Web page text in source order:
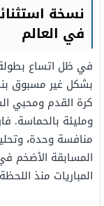
نسخة
في العالم
كرة القدم ومحبي
ومليئة بالحماسة.
منافسة وحدة،
المسابقة الأضخم
المباريات منذ